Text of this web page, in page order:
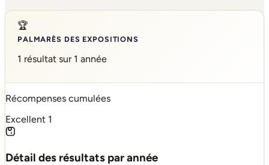
🏆
PALMARÈS DES EXPOSITIONS
1 résultat sur 1 année
Récompenses cumulées
Excellent 1
Détail des résultats par année